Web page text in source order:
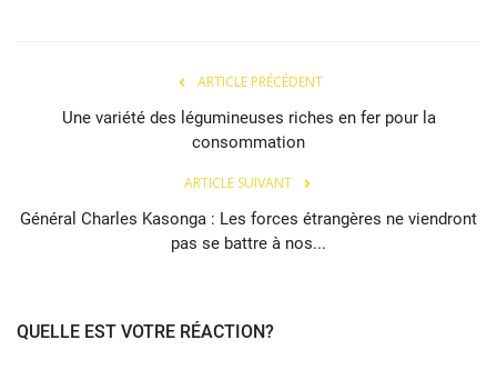
ARTICLE PRÉCÉDENT
Une variété des légumineuses riches en fer pour la
consommation
ARTICLE SUIVANT
Général Charles Kasonga : Les forces étrangères ne viendront
pas se battre à nos...
QUELLE EST VOTRE RÉACTION?